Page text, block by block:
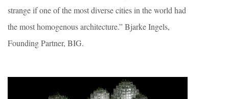
strange if one of the most diverse cities in the world had
the most homogenous architecture.” Bjarke Ingels,
Founding Partner, BIG.